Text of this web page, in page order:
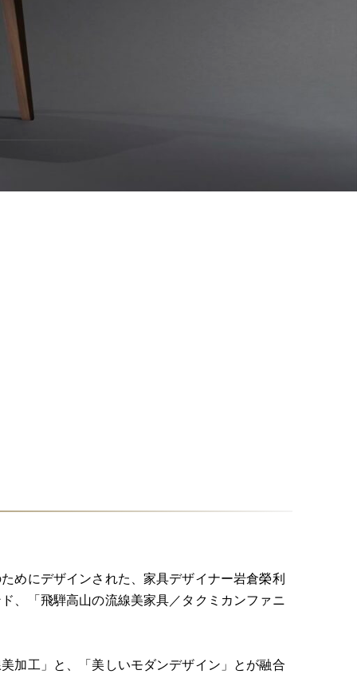
めにデザインされた、家具デザイナー岩倉榮利
、「飛騨高山の流線美家具／タクミカンファニ
加工」と、「美しいモダンデザイン」とが融合